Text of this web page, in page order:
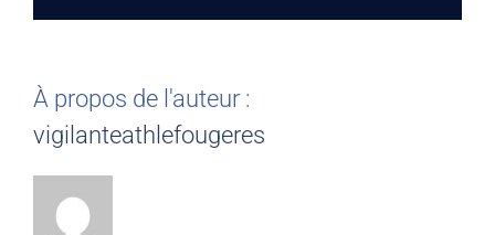
À propos de l'auteur :
vigilanteathlefougeres